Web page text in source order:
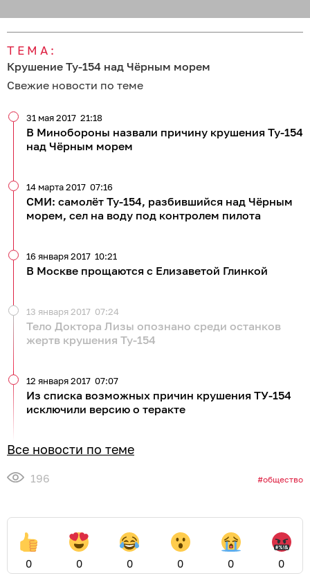
ТЕМА:
Крушение Ту-154 над Чёрным морем
Свежие новости по теме
В Минобороны назвали причину крушения Ту-154
над Чёрным морем
31 мая 2017 21:18
СМИ: самолёт Ту-154, разбившийся над Чёрным
морем, сел на воду под контролем пилота
14 марта 2017 07:16
В Москве прощаются с Елизаветой Глинкой
16 января 2017 10:21
Тело Доктора Лизы опознано среди останков
жертв крушения Ту-154
13 января 2017 07:24
Из списка возможных причин крушения ТУ-154
исключили версию о теракте
12 января 2017 07:07
Все новости по теме
196 общество
0 0 0 0 0 0